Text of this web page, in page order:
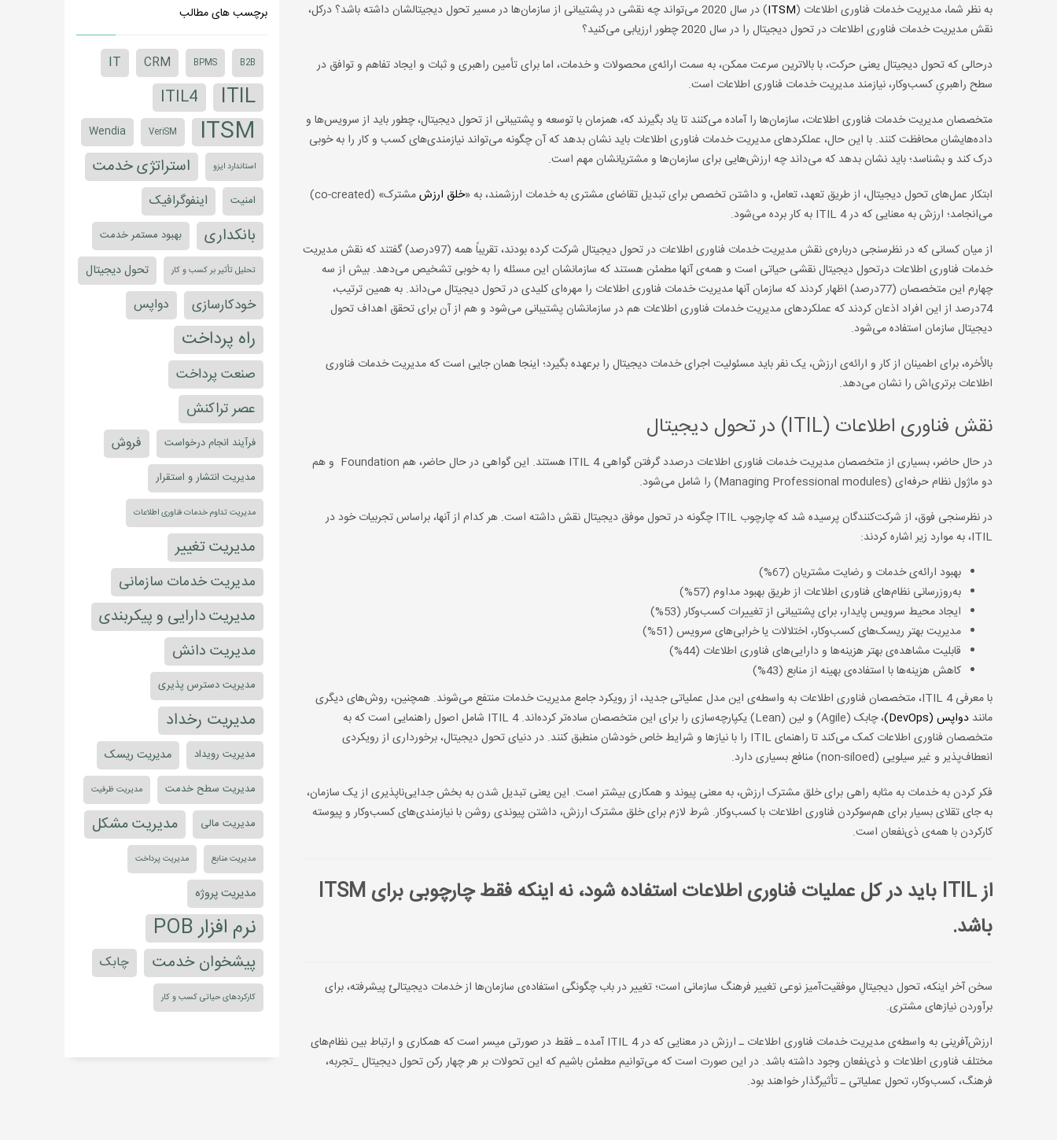
به نظر شما، مدیریت خدمات فناوری اطلاعات (ITSM
) در سال 2020 می‌تواند چه نقشی در پشتیبانی از سازمان‌ها در مسیر تحول دیجیتالشان داشته باشد؟ درکل،
نقش مدیریت خدمات فناوری اطلاعات در تحول دیجیتال را در سال 2020 چطور ارزیابی می‌کنید؟
درحالی که تحول دیجیتال یعنی حرکت، با بالاترین سرعت ممکن، به سمت ارائه‌ی محصولات و خدمات، اما برای تأمین راهبری و ثبات و ایجاد تفاهم و توافق در
سطح راهبریِ کسب‌وکار، نیازمند مدیریت خدمات فناوری اطلاعات است.
متخصصان مدیریت خدمات فناوری اطلاعات، سازمان‌ها را آماده می‌کنند تا یاد بگیرند که، همزمان با توسعه و پشتیبانی از تحول دیجیتال، چطور باید از سرویس‌ها و
داده‌هایشان محافظت کنند. با این حال، عملکردهای مدیریت خدمات فناوری اطلاعات باید نشان بدهد که آن چگونه می‌تواند نیازمندی‌های کسب و کار را به خوبی
درک کند و بشناسد؛ باید نشان بدهد که می‌داند چه ارزش‌هایی برای سازمان‌ها و مشتریانشان مهم است.
ابتکار عمل‌های تحول دیجیتال، از طریق تعهد، تعامل، و داشتن تخصص برای تبدیل تقاضای مشتری به خدمات ارزشمند، به «خلق ارزش
مشترک» (co-created)
می‌انجامد؛ ارزش به معنایی که در ITIL 4 به کار برده می‌شود.
از میان کسانی که در نظرسنجی درباره‌ی نقش مدیریت خدمات فناوری اطلاعات در تحول دیجیتال شرکت کرده بودند، تقریباً همه (97درصد) گفتند که نقش مدیریت
خدمات فناوری اطلاعات درتحول دیجیتال نقشی حیاتی است و همه‌ی آنها مطمئن‌ هستند که سازمانشان این مسئله را به خوبی تشخیص می‌دهد. بیش از سه
چهارم این متخصصان (77درصد) اظهار کردند که سازمان آنها مدیریت خدمات فناوری اطلاعات را مهره‌ای کلیدی در تحول دیجیتال می‌داند. به همین ترتیب،
74درصد از این افراد اذعان ‌کردند که عملکردهای مدیریت خدمات فناوری اطلاعات هم در سازمانشان پشتیبانی می‌شود و هم از آن برای تحقق اهداف تحول
دیجیتال سازمان استفاده می‌شود.
بالأخره، برای اطمینان از کار و ارائه‌ی ارزش، یک نفر باید مسئولیت اجرای خدمات دیجیتال را برعهده بگیرد؛ اینجا همان جایی است که مدیریت خدمات فناوری
اطلاعات برتری‌اش را نشان می‌دهد.
نقش فناوری اطلاعات (ITIL) در تحول دیجیتال
در حال حاضر، بسیاری از متخصصان مدیریت خدمات فناوری اطلاعات درصدد گرفتن گواهی ITIL 4 هستند. این گواهی در حال حاضر، هم Foundation و هم
دو ماژول نظام حرفه‌ای (Managing Professional modules) را شامل می‌شود.
در نظرسنجی‌ فوق، از شرکت‌کنندگان پرسیده شد که چارچوب ITIL چگونه در تحول موفق دیجیتال نقش داشته است. هر کدام از آنها، براساس تجربیات خود در
ITIL، به موارد زیر اشاره کردند:
بهبود ارائه‌ی خدمات و رضایت مشتریان (67%)
به‌روزرسانی نظام‌های فناوری اطلاعات از طریق بهبود مداوم (57%)
ایجاد محیط سرویس پایدار، برای پشتیبانی از تغییرات کسب‌وکار (53%)
مدیریت بهتر ریسک‌های کسب‌وکار، اختلالات یا خرابی‌های سرویس (51%)
قابلیت مشاهده‌ی بهتر هزینه‌ها و دارایی‌های فناوری اطلاعات (44%)
کاهش هزینه‌ها با استفاده‌ی بهینه از منابع (43%)
با معرفی ITIL 4، متخصصان فناوری اطلاعات به واسطه‌ی این مدل عملیاتی جدید، از رویکرد جامع مدیریت خدمات منتفع می‌شوند. همچنین، روش‌های دیگری
ماننددواپس (DevOps)
، چابک (Agile) و لین (Lean) یکپارچه‌سازی را برای این متخصصان ساده‌تر کرده‌اند. ITIL 4 شامل اصول راهنمایی است که به
متخصصان فناوری اطلاعات کمک می‌کند تا راهنمای ITIL را با نیازها و شرایط خاص خودشان منطبق کنند. در دنیای تحول دیجیتال، برخورداری از رویکردی
انعطاف‌پذیر و غیر سیلویی (non-siloed) منافع بسیاری دارد.
فکر کردن به خدمات به مثابه‌ راهی برای خلق مشترک ارزش، به معنی پیوند و همکاری بیشتر است. این یعنی تبدیل شدن به بخش جدایی‌ناپذیری از یک سازمان،
به جای تقلای بسیار برای هم‌سوکردن فناوری اطلاعات با کسب‌وکار. شرط لازم برای خلق مشترک ارزش، داشتن پیوندی روشن با نیازمندی‌های کسب‌وکار و پیوسته
کارکردن با همه‌ی ذی‌نفعان است.
از ITIL باید در کل عملیات فناوری اطلاعات استفاده شود، نه اینکه فقط چارچوبی برایITSM
باشد.
سخن آخر اینکه، تحول دیجیتالِ موفقیت‌آمیز نوعی تغییر فرهنگ سازمانی است؛ تغییر در باب چگونگی استفاده‌ی سازمان‌ها از خدمات دیجیتالیّ پیشرفته، برای
برآوردن نیازهای مشتری.
ارزش‌آفرینی به واسطه‌ی مدیریت خدمات فناوری اطلاعات ـ ارزش در معنایی که در ITIL 4 آمده ـ فقط در صورتی میسر است که همکاری و ارتباط بین نظام‌های
مختلف فناوری اطلاعات و ذی‌نفعان وجود داشته باشد. در این صورت است که می‌توانیم مطمئن باشیم که این تحولات بر هر چهار رکن تحول دیجیتال _تجربه،
فرهنگ، کسب‌وکار، تحول عملیاتی ـ تأثیرگذار خواهند بود.
برچسب های مطالب
B2B
BPMS
CRM
IT
ITIL
ITIL4
ITSM
VeriSM
Wendia
استاندارد ایزو استراتژی خدمت
امنیت اینفوگرافیک
بانکداری بهبود مستمر خدمت
تحلیل تأثیر بر کسب و کار تحول دیجیتال
خودکارسازی دواپس
راه پرداخت
صنعت پرداخت
عصر تراکنش
فرآیند انجام درخواست فروش
مدیریت انتشار و استقرار
مدیریت تداوم خدمات فناوری اطلاعات
مدیریت تغییر
مدیریت خدمات سازمانی
مدیریت دارایی و پیکربندی
مدیریت دانش
مدیریت دسترس پذیری
مدیریت رخداد
مدیریت رویداد مدیریت ریسک
مدیریت سطح خدمت مدیریت ظرفیت
مدیریت مالی مدیریت مشکل
مدیریت منابع مدیریت پرداخت
مدیریت پروژه
نرم افزار POB
پیشخوان خدمت چابک
کارکردهای حیاتی کسب و کار